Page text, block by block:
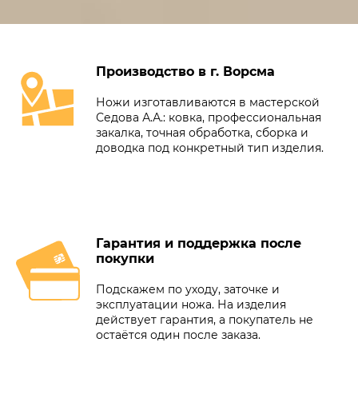
Производство в г. Ворсма
Ножи изготавливаются в мастерской
Седова А.А.: ковка, профессиональная
закалка, точная обработка, сборка и
доводка под конкретный тип изделия.
Гарантия и поддержка после
покупки
Подскажем по уходу, заточке и
эксплуатации ножа. На изделия
действует гарантия, а покупатель не
остаётся один после заказа.